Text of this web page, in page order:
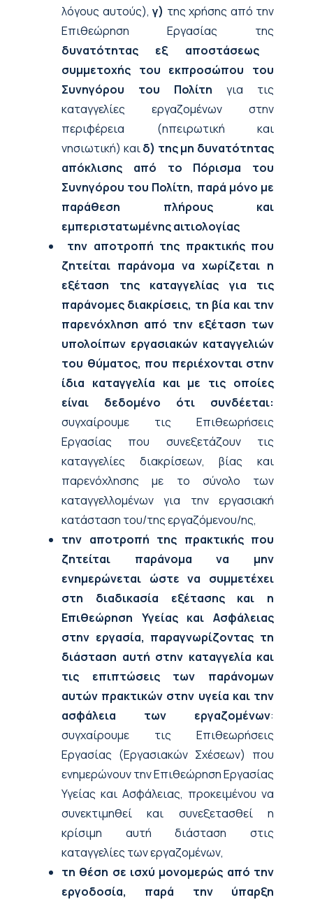
λόγους αυτούς), γ) της χρήσης από την
Επιθεώρηση Εργασίας της
δυνατότητας εξ αποστάσεως
συμμετοχής του εκπροσώπου του
Συνηγόρου του Πολίτη για τις
καταγγελίες εργαζομένων στην
περιφέρεια (ηπειρωτική και
νησιωτική) καιδ) της μη δυνατότητας
απόκλισης από το Πόρισμα του
Συνηγόρου του Πολίτη, παρά μόνο με
παράθεση πλήρους και
εμπεριστατωμένης αιτιολογίας
την αποτροπή της πρακτικής που
ζητείται παράνομα να χωρίζεται η
εξέταση της καταγγελίας για τις
παράνομες διακρίσεις, τη βία και την
παρενόχληση από την εξέταση των
υπολοίπων εργασιακών καταγγελιών
του θύματος, που περιέχονται στην
ίδια καταγγελία και με τις οποίες
είναι δεδομένο ότι συνδέεται:
συγχαίρουμε τις Επιθεωρήσεις
Εργασίας που συνεξετάζουν τις
καταγγελίες διακρίσεων, βίας και
παρενόχλησης με το σύνολο των
καταγγελλομένων για την εργασιακή
κατάσταση του/της εργαζόμενου/ης,
την αποτροπή της πρακτικής που
ζητείται παράνομα να μην
ενημερώνεται ώστε να συμμετέχει
στη διαδικασία εξέτασης και η
Επιθεώρηση Υγείας και Ασφάλειας
στην εργασία, παραγνωρίζοντας τη
διάσταση αυτή στην καταγγελία και
τις επιπτώσεις των παράνομων
αυτών πρακτικών στην υγεία και την
ασφάλεια των εργαζομένων:
συγχαίρουμε τις Επιθεωρήσεις
Εργασίας (Εργασιακών Σχέσεων) που
ενημερώνουν την Επιθεώρηση Εργασίας
Υγείας και Ασφάλειας, προκειμένου να
συνεκτιμηθεί και συνεξετασθεί η
κρίσιμη αυτή διάσταση στις
καταγγελίες των εργαζομένων,
τη θέση σε ισχύ μονομερώς από την
εργοδοσία, παρά την ύπαρξη